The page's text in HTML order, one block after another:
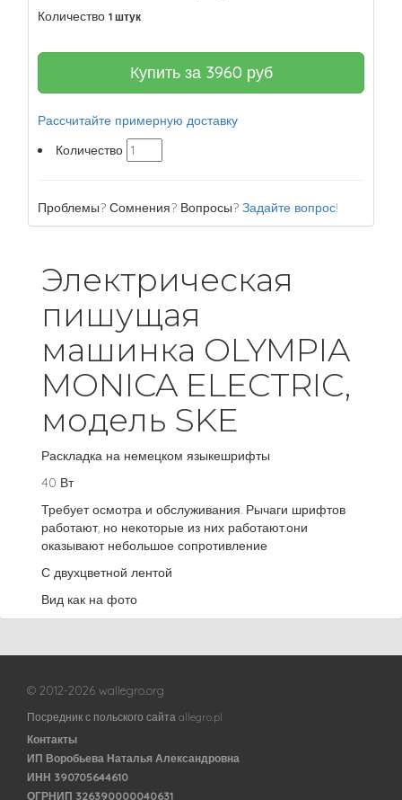
Количество 1 штук
Купить за 3960 руб
Рассчитайте примерную доставку
Количество
Проблемы? Сомнения? Вопросы? Задайте вопрос!
Электрическая
пишущая
машинка OLYMPIA
MONICA ELECTRIC,
модель SKE
Раскладка на немецком языкешрифты
40 Вт
Требует осмотра и обслуживания. Рычаги шрифтов
работают, но некоторые из них работают.они
оказывают небольшое сопротивление
С двухцветной лентой
Вид как на фото
© 2012-2026 wallegro.org
Посредник с польского сайта allegro.pl
Контакты
ИП Воробьева Наталья Александровна
ИНН 390705644610
ОГРНИП 326390000040631